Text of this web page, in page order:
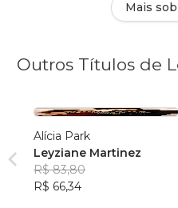
Mais
Outros Títulos de
Alícia Park
Leyziane Martinez
R$ 83,80
R$ 66,34